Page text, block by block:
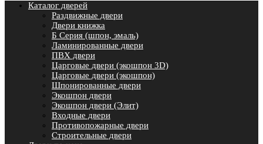
Каталог дверей
Раздвижные двери
Двери книжка
Б Серия (шпон, эмаль)
Ламинированные двери
ПВХ двери
Царговые двери (экошпон 3D)
Царговые двери (экошпон)
Шпонированные двери
Экошпон двери
Экошпон двери (Элит)
Входные двери
Противопожарные двери
Строительные двери